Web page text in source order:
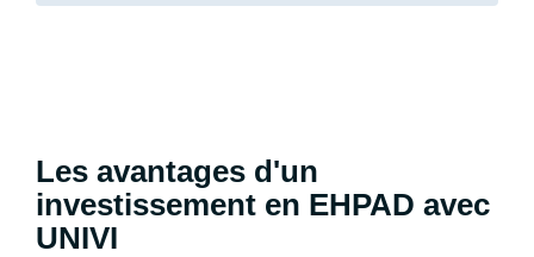
Les avantages d'un
investissement en EHPAD avec
UNIVI